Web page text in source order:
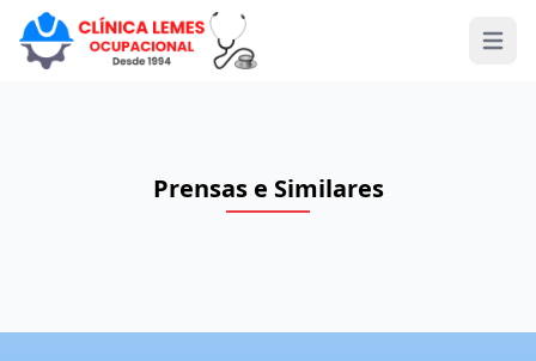
Open
Prensas e Similares